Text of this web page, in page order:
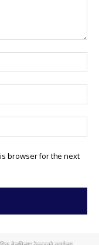
browser for the next